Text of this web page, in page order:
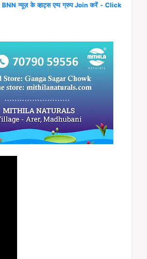
न्यूज़ के व्हाट्स एप्प ग्रुप Join करें - Click